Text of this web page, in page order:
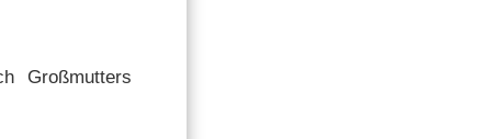
Großmutters